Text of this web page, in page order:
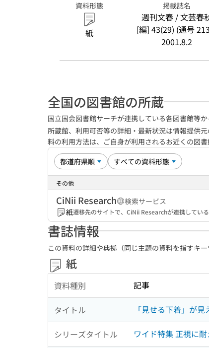
資料形態
紙
掲載誌名
週刊文春 / 文芸春
[編] 43(29) (通号
2001.8.2
全国の図書館の所蔵
国立国会図書館サーチが連携している各図書館等
所蔵館、利用可否等の詳細・最新状況は情報提供
料の利用方法は、ご自身が利用されるお近くの図
その他
CiNii Research
検索サービス
紙遷移先のサイトで、CiNii Researchが連携してい
書誌情報
この資料の詳細や典拠（同じ主題の資料を指すキ
紙
資料種別 記事
タイトル 「見せる下着」が
シリーズタイトル ワイド特集 正視に